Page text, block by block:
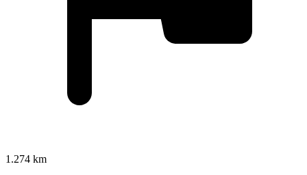
1.274 km